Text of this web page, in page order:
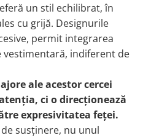
un stil echilibrat, în
cu grijă. Designurile
permit integrarea
indiferent de
ale acestor cercei
ci o direcționează
expresivitatea feței.
susținere, nu unul